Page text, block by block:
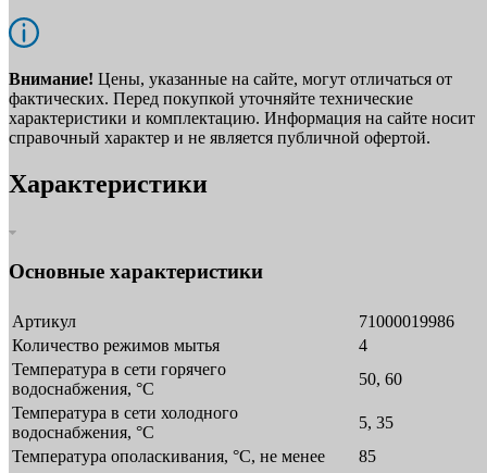
Внимание! Цены, указанные на сайте, могут отличаться от
фактических. Перед покупкой уточняйте технические
характеристики и комплектацию. Информация на сайте носит
справочный характер и не является публичной офертой.
Характеристики
Основные характеристики
Артикул
71000019986
Количество режимов мытья
4
Температура в сети горячего
водоснабжения, °C
50, 60
Температура в сети холодного
водоснабжения, °C
5, 35
Температура ополаскивания, °С, не менее
85